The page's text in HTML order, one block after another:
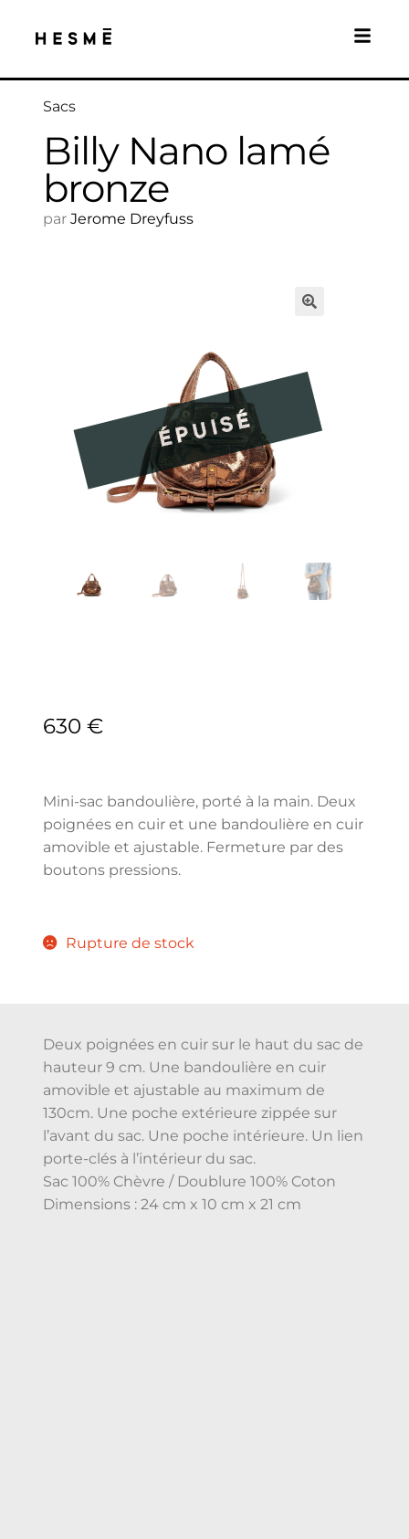
Sacs
Billy Nano lamé
bronze
par Jerome Dreyfuss
630 €
Mini-sac bandoulière, porté à la main. Deux
poignées en cuir et une bandoulière en cuir
amovible et ajustable. Fermeture par des
boutons pressions.
Rupture de stock
Deux poignées en cuir sur le haut du sac de
hauteur 9 cm. Une bandoulière en cuir
amovible et ajustable au maximum de
130cm. Une poche extérieure zippée sur
l’avant du sac. Une poche intérieure. Un lien
porte-clés à l’intérieur du sac.
Sac 100% Chèvre / Doublure 100% Coton
Dimensions : 24 cm x 10 cm x 21 cm